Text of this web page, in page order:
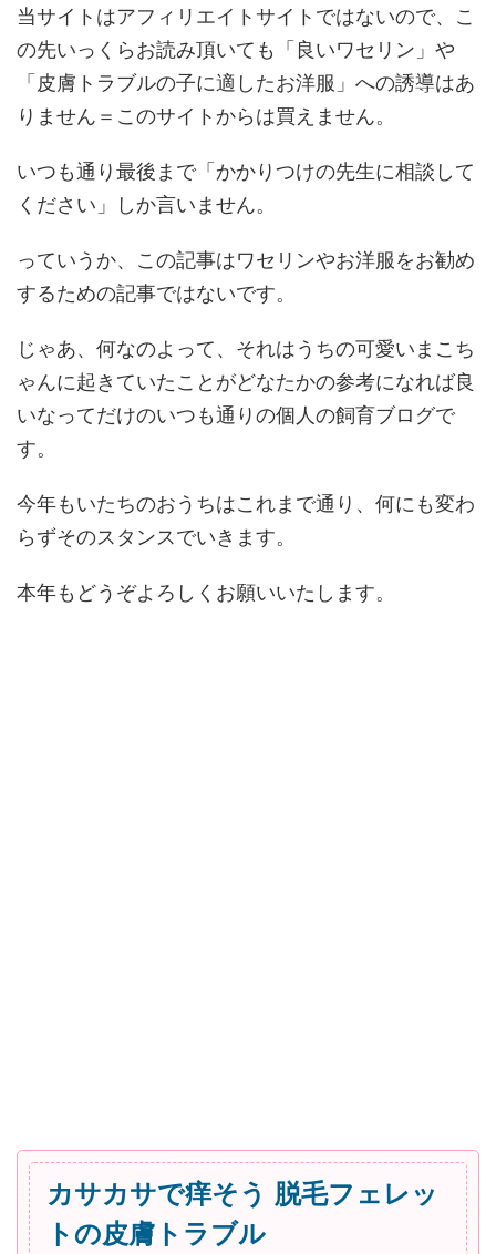
当サイトはアフィリエイトサイトではないので、こ
の先いっくらお読み頂いても「良いワセリン」や
「皮膚トラブルの子に適したお洋服」への誘導はあ
りません＝このサイトからは買えません。
いつも通り最後まで「かかりつけの先生に相談して
ください」しか言いません。
っていうか、この記事はワセリンやお洋服をお勧め
するための記事ではないです。
じゃあ、何なのよって、それはうちの可愛いまこち
ゃんに起きていたことがどなたかの参考になれば良
いなってだけのいつも通りの個人の飼育ブログで
す。
今年もいたちのおうちはこれまで通り、何にも変わ
らずそのスタンスでいきます。
本年もどうぞよろしくお願いいたします。
カサカサで痒そう 脱毛フェレッ
トの皮膚トラブル